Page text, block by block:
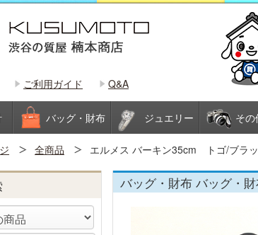
ご利用ガイド Q&A
バッグ・財布 ジュエリー その
全商品 エルメス バーキン35cm トゴ/ブラ
バッグ・財布 バッグ・